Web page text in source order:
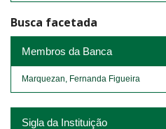
Busca facetada
Membros da Banca
Marquezan, Fernanda Figueira
Sigla da Instituição